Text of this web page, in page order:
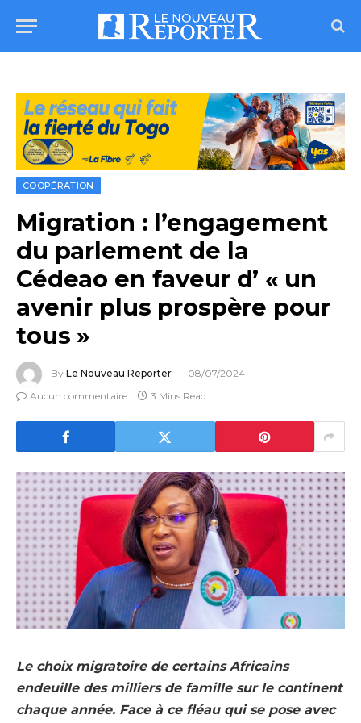
COOPÉRATION
Migration : l’engagement
du parlement de la
Cédeao en faveur d’ « un
avenir plus prospère pour
tous »
By Le Nouveau Reporter
08/07/2024
Aucun commentaire
3 Mins Read
Le choix migratoire de certains Africains
endeuille des milliers de famille sur le continent
chaque année. Face à ce fléau qui se pose avec